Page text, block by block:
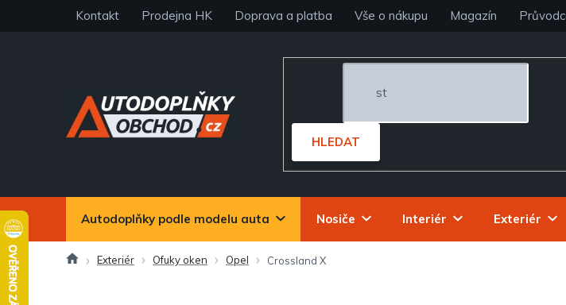
Kontakt Prodejna HK Doprava a platba Vše o nákupu Magazín
HLEDAT
Autodoplňky podle modelu auta Nosiče Interiér Exteriér
DomůExteriér Ofuky oken Opel Crossland X